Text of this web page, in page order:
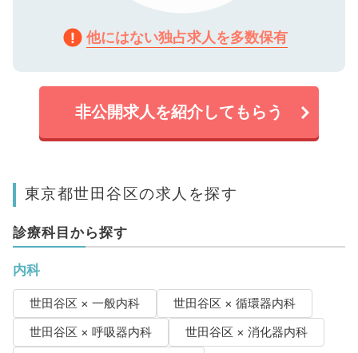
他にはない独占求人を多数保有
非公開求人を紹介してもらう
東京都世田谷区の求人を探す
診療科目から探す
内科
世田谷区 × 一般内科
世田谷区 × 循環器内科
世田谷区 × 呼吸器内科
世田谷区 × 消化器内科